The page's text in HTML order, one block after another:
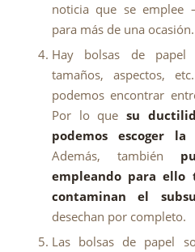
noticia que se emplee
para más de una ocasión.
Hay bolsas de
tamaños, aspectos,
podemos encontrar
Por lo quesu
podemos escoger
Además, también
empleando para
contaminan el
desechan por completo.
Las bolsas de papel